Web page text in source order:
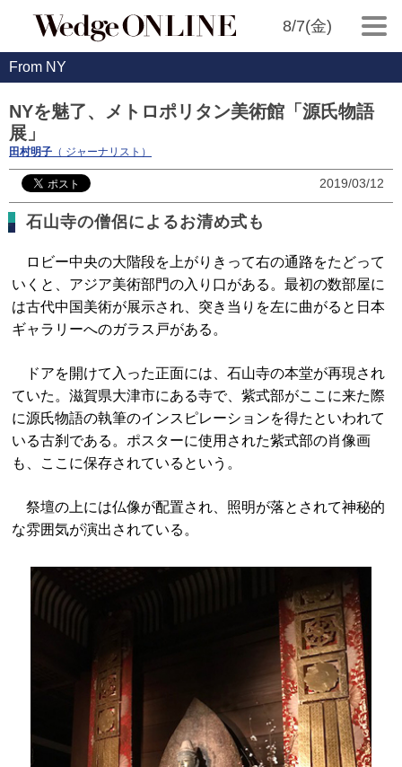
8/7(金)
From NY
NYを魅了、メトロポリタン美術館「源氏物語
展」
田村明子 （ ジャーナリスト）
2019/03/12
石山寺の僧侶によるお清め式も
ロビー中央の大階段を上がりきって右の通路をたどって
いくと、アジア美術部門の入り口がある。最初の数部屋に
は古代中国美術が展示され、突き当りを左に曲がると日本
ギャラリーへのガラス戸がある。
ドアを開けて入った正面には、石山寺の本堂が再現され
ていた。滋賀県大津市にある寺で、紫式部がここに来た際
に源氏物語の執筆のインスピレーションを得たといわれて
いる古刹である。ポスターに使用された紫式部の肖像画
も、ここに保存されているという。
祭壇の上には仏像が配置され、照明が落とされて神秘的
な雰囲気が演出されている。